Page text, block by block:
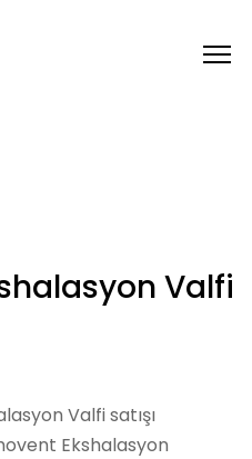
Valfi
Valfi satışı
Ekshalasyon